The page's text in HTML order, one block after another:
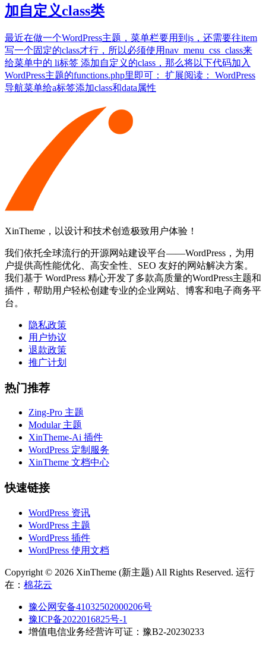
加自定义class类
最近在做一个WordPress主题，菜单栏要用到js，还需要往item
写一个固定的class才行，所以必须使用nav_menu_css_class来
给菜单中的 li标签 添加自定义的class，那么将以下代码加入
WordPress主题的functions.php里即可： 扩展阅读： WordPress
导航菜单给a标签添加class和data属性
XinTheme，以设计和技术创造极致用户体验！
我们依托全球流行的开源网站建设平台——WordPress，为用
户提供高性能优化、高安全性、SEO 友好的网站解决方案。
我们基于 WordPress 精心开发了多款高质量的WordPress主题和
插件，帮助用户轻松创建专业的企业网站、博客和电子商务平
台。
隐私政策
用户协议
退款政策
推广计划
热门推荐
Zing-Pro 主题
Modular 主题
XinTheme-Ai 插件
WordPress 定制服务
XinTheme 文档中心
快速链接
WordPress 资讯
WordPress 主题
WordPress 插件
WordPress 使用文档
Copyright © 2026 XinTheme (新主题) All Rights Reserved. 运行
在： 棉花云
豫公网安备41032502000206号
豫ICP备2022016825号-1
增值电信业务经营许可证：豫B2-20230233